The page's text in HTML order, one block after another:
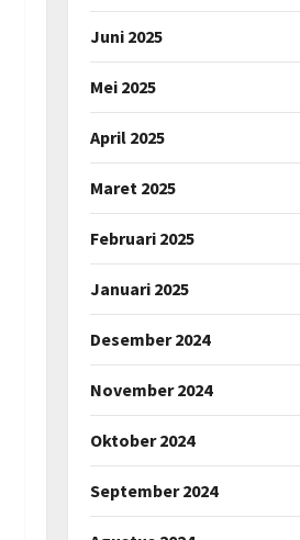
Juni 2025
Mei 2025
April 2025
Maret 2025
Februari 2025
Januari 2025
Desember 2024
November 2024
Oktober 2024
September 2024